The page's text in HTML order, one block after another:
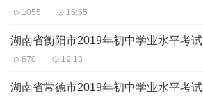
1055 16:55
湖南省衡阳市2019年初中学业水平考试
670 12:13
湖南省常德市2019年初中学业水平考试